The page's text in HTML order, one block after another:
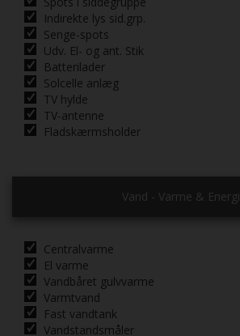
Indirekte lys sid.grp.
Senge-spots
Udv. El- og ant. Stik
Batterilader
Solcelle anlæg
TV hylde
TV-antenne
Fladskærmsholder
Vand - Varme & Energi
Centralvarme
El varme
Vandbåret gulvvarme
Varmtvand
Fast vandtank
Vandstandsmåler